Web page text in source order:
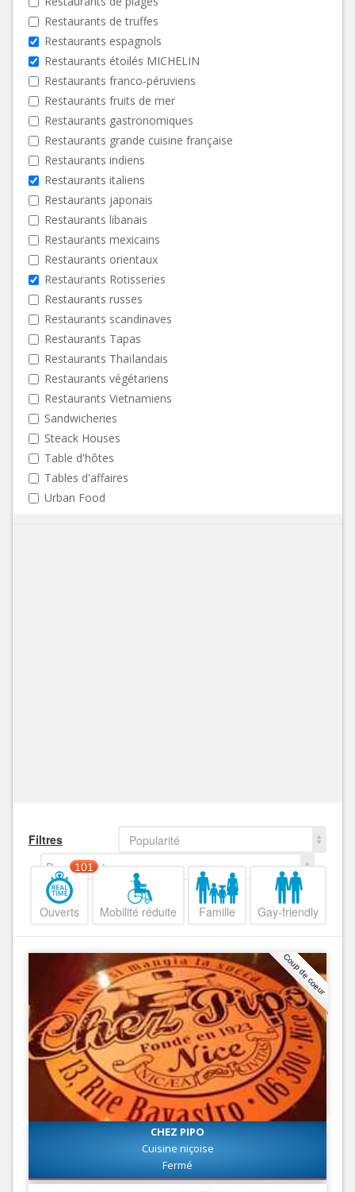
Restaurants de truffes
Restaurants espagnols
Restaurants étoilés MICHELIN
Restaurants franco-péruviens
Restaurants fruits de mer
Restaurants gastronomiques
Restaurants grande cuisine française
Restaurants indiens
Restaurants italiens
Restaurants japonais
Restaurants libanais
Restaurants mexicains
Restaurants orientaux
Restaurants Rotisseries
Restaurants russes
Restaurants scandinaves
Restaurants Tapas
Restaurants Thaïlandais
Restaurants végétariens
Restaurants Vietnamiens
Sandwicheries
Steack Houses
Table d'hôtes
Tables d'affaires
Urban Food
Filtres
Popularité
Decroissant
Ouverts
101
Mobilité réduite Famille Gay-friendly
Coup de coeur
CHEZ PIPO
Cuisine niçoise
Fermé